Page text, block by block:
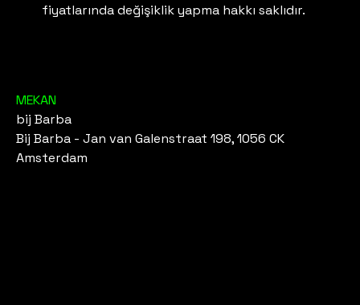
fiyatlarında değişiklik yapma hakkı saklıdır.
MEKAN
bij Barba
Bij Barba - Jan van Galenstraat 198, 1056 CK
Amsterdam